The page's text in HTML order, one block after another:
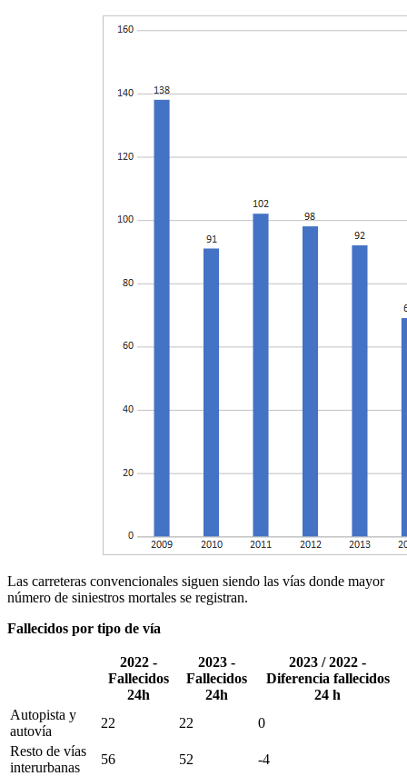
Las carreteras convencionales siguen siendo las vías donde mayor
número de siniestros mortales se registran.
Fallecidos por tipo de vía
2022 -
Fallecidos
24h
2023 -
Fallecidos
24h
2023 / 2022 -
Diferencia fallecidos
24 h
Autopista y
autovía
22 22
0
Resto de vías
interurbanas
56 52
-4